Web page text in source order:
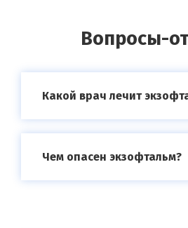
Вопросы-
Какой врач лечит
Чем опасен экзофтальм?